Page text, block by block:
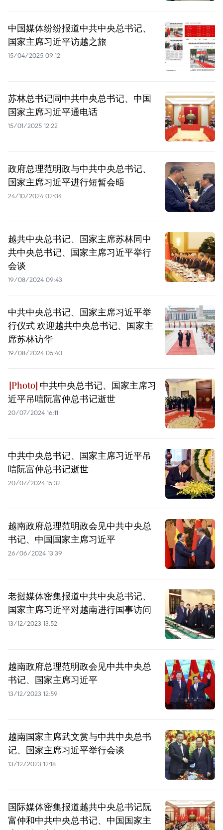
中国媒体纷纷报道中共中央总书记、
国家主席习近平访越之旅
15/04/2025 09:12
苏林总书记同中共中央总书记、中国
国家主席习近平通电话
15/01/2025 12:22
政府总理范明政与中共中央总书记、
国家主席习近平进行短暂会晤
24/10/2024 02:04
越共中央总书记、国家主席苏林同中
共中央总书记、国家主席习近平举行
会谈
19/08/2024 09:43
中共中央总书记、国家主席习近平举
行仪式 欢迎越共中央总书记、国家主
席苏林访华
19/08/2024 05:40
中共中央总书记、国家主席习
近平吊唁阮富仲总书记逝世
20/07/2024 16:11
中共中央总书记、国家主席习近平吊
唁阮富仲总书记逝世
20/07/2024 15:32
越南政府总理范明政会见中共中央总
书记、中国国家主席习近平
26/06/2024 13:39
老挝媒体密集报道中共中央总书记、
国家主席习近平对越南进行国事访问
13/12/2023 13:52
越南政府总理范明政会见中共中央总
书记、国家主席习近平
13/12/2023 12:59
越南国家主席武文赏与中共中央总书
记、国家主席习近平举行会谈
13/12/2023 12:18
国际媒体密集报道越共中央总书记阮
富仲和中共中央总书记、中国国家主